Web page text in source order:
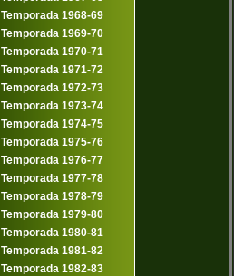
Temporada 1968-69
Temporada 1969-70
Temporada 1970-71
Temporada 1971-72
Temporada 1972-73
Temporada 1973-74
Temporada 1974-75
Temporada 1975-76
Temporada 1976-77
Temporada 1977-78
Temporada 1978-79
Temporada 1979-80
Temporada 1980-81
Temporada 1981-82
Temporada 1982-83